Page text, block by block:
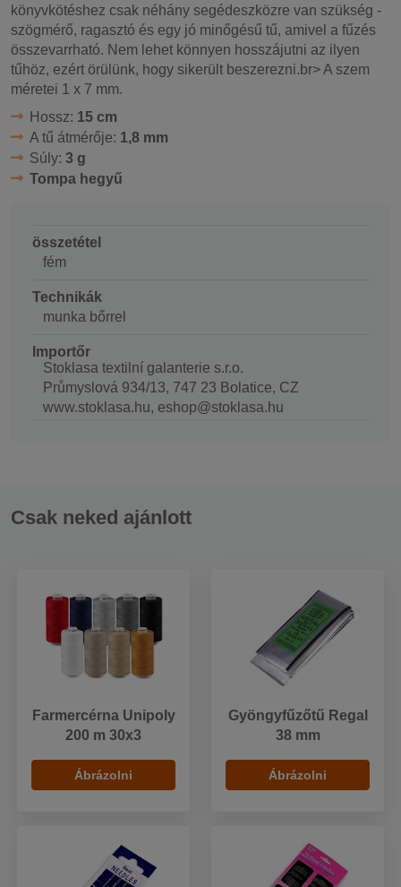
könyvkötéshez csak néhány segédeszközre van szükség -
szögmérő, ragasztó és egy jó minőgésű tű, amivel a fűzés
összevarrható. Nem lehet könnyen hosszájutni az ilyen
tűhöz, ezért örülünk, hogy sikerült beszerezni.br> A szem
méretei 1 x 7 mm.
Hossz: 15 cm
A tű átmérője: 1,8 mm
Súly: 3 g
Tompa hegyű
összetétel
fém
Technikák
munka bőrrel
Importőr
Stoklasa textilní galanterie s.r.o.
Průmyslová 934/13, 747 23 Bolatice, CZ
www.stoklasa.hu, eshop@stoklasa.hu
Csak neked ajánlott
Farmercérna Unipoly
200 m 30x3
Ábrázolni
Gyöngyfűzőtű Regal
38 mm
Ábrázolni